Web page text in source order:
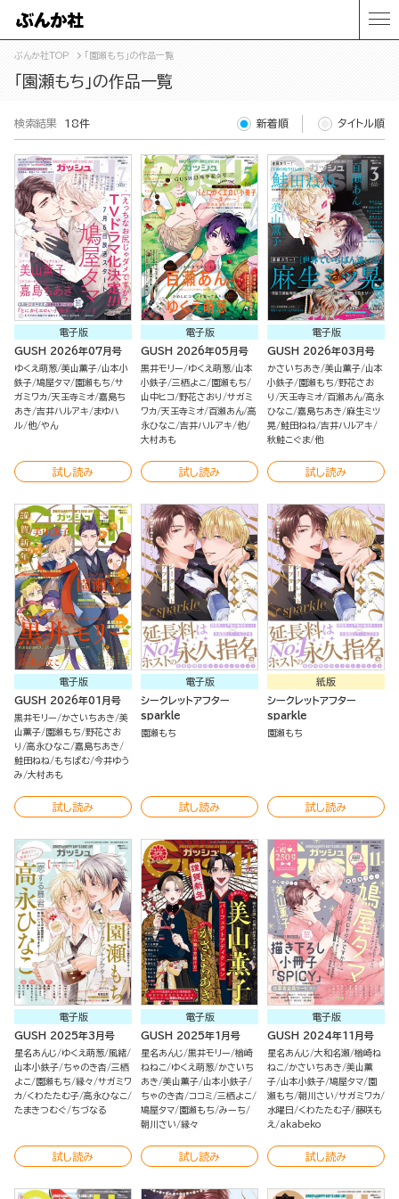
ぶんか社TOP 「園瀬もち」の作品一覧
「園瀬もち」の作品一覧
検索結果 18件 新着順 タイトル順
電子版
GUSH 2026年07月号
ゆくえ萌葱 美山薫子 山本小
鉄子 鳩屋タマ 園瀬もち サ
ガミワカ 天王寺ミオ 嘉島ち
あき 吉井ハルアキ
まゆハ
ル 他 やん
試し読み
電子版
GUSH 2026年05月号
黒井モリー ゆくえ萌葱 山本
小鉄子 三栖よこ
園瀬もち
山中ヒコ 野花さおり
サガミ
ワカ 天王寺ミオ 百瀬あん 高
永ひなこ 吉井ハルアキ 他
大村あも
試し読み
電子版
GUSH 2026年03月号
かさいちあき 美山薫子 山本
小鉄子 園瀬もち 野花さお
り
天王寺ミオ 百瀬あん 高永
ひなこ 嘉島ちあき 麻生ミツ
晃 鮭田ねね 吉井ハルアキ
秋鮭こぐま 他
試し読み
電子版
GUSH 2026年01月号
黒井モリー かさいちあき 美
山薫子 園瀬もち 野花さお
り
高永ひなこ 嘉島ちあき
鮭田ねね
もちぱむ 今井ゆう
み 大村あも
試し読み
電子版
シークレットアフター
sparkle
園瀬もち
試し読み
紙版
シークレットアフター
sparkle
園瀬もち
試し読み
電子版
GUSH 2025年3月号
星名あんじ ゆくえ萌葱 風緒
山本小鉄子 ちゃのき杏 三栖
よこ
園瀬もち 縁々 サガミワ
カ
くわたたむ子 高永ひなこ
たまきつむぐ
ちづなる
試し読み
電子版
GUSH 2025年1月号
星名あんじ 黒井モリー 楢崎
ねねこ
ゆくえ萌葱 かさいち
あき 美山薫子 山本小鉄子
ちゃのき杏
ココミ 三栖よこ
鳩屋タマ 園瀬もち みーち
朝川さい 縁々
試し読み
電子版
GUSH 2024年11月号
星名あんじ 大和名瀬 楢崎ね
ねこ
かさいちあき 美山薫
子 山本小鉄子 鳩屋タマ 園
瀬もち 朝川さい サガミワカ
水曜日
くわたたむ子 藤咲も
え
akabeko
試し読み